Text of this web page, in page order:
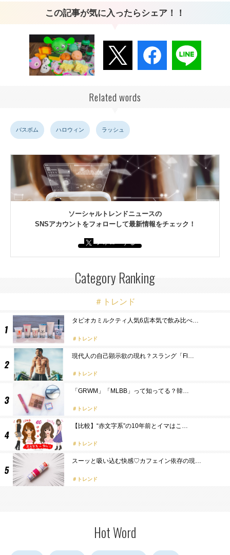
この記事が気に入ったらシェア！！
Related words
バスボム ハロウィン ラッシュ
ソーシャルトレンドニュースの
SNSアカウントをフォローして最新情報をチェック！
フォローする
Category Ranking
＃トレンド
タピオカミルクティ人気6店本気で飲み比べ…
トレンド
現代人の自己顕示欲の現れ？スラング「Fl…
トレンド
「GRWM」「MLBB」って知ってる？韓…
トレンド
【比較】“赤文字系”の10年前とイマはこ…
トレンド
スーッと吸い込む快感♡カフェイン依存の現…
トレンド
Hot Word